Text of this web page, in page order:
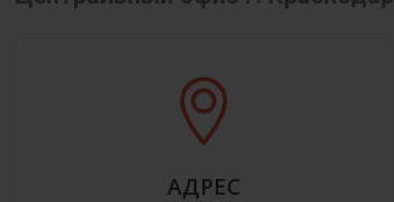
АДРЕС